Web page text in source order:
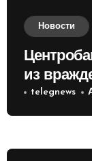
Новости
из
telegnews